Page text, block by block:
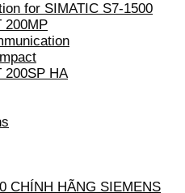
for SIMATIC S7-1500
200MP
200SP HA
CHÍNH HÃNG SIEMENS